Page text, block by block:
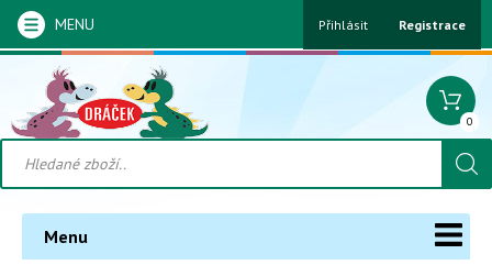
MENU Přihlásit Registrace
0
Menu